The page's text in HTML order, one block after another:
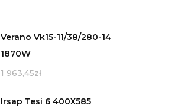
Verano Vk15-11/38/280-14
1870W
1 963,45zł
Irsap Tesi 6 400X585